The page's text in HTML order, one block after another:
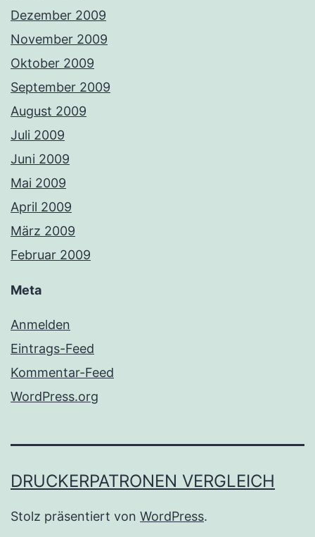
Dezember 2009
November 2009
Oktober 2009
September 2009
August 2009
Juli 2009
Juni 2009
Mai 2009
April 2009
März 2009
Februar 2009
Meta
Anmelden
Eintrags-Feed
Kommentar-Feed
WordPress.org
DRUCKERPATRONEN VERGLEICH
Stolz präsentiert von WordPress.